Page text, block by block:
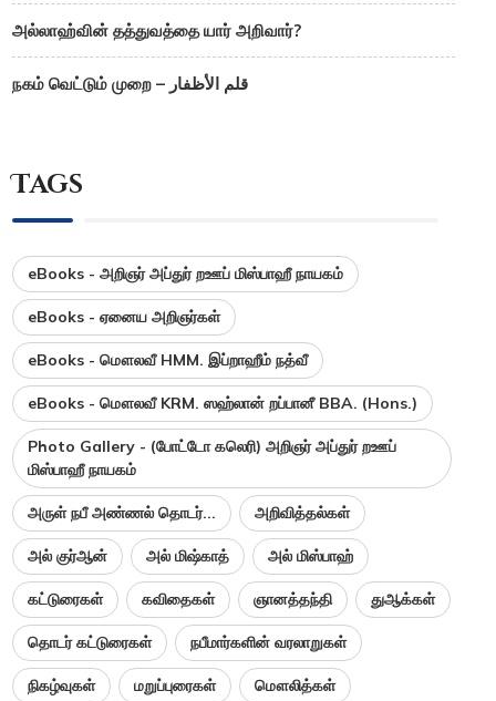
அல்லாஹ்வின் தத்துவத்தை யார் அறிவார்?
நகம் வெட்டும் முறை – قلم الأظفار
Tags
eBooks - அறிஞர் அப்துர் றஊப் மிஸ்பாஹீ நாயகம்
eBooks - ஏனைய அறிஞர்கள்
eBooks - மௌலவீ HMM. இப்றாஹீம் நத்வீ
eBooks - மௌலவீ KRM. ஸஹ்லான் றப்பானீ BBA. (Hons.)
Photo Gallery - (போட்டோ கலெரி) அறிஞர் அப்துர் றஊப்
மிஸ்பாஹீ நாயகம்
அருள் நபீ அண்ணல் தொடர்... அறிவித்தல்கள்
அல் குர்ஆன் அல் மிஷ்காத் அல் மிஸ்பாஹ்
கட்டுரைகள் கவிதைகள் ஞானத்தந்தி துஆக்கள்
தொடர் கட்டுரைகள் நபீமார்களின் வரலாறுகள்
நிகழ்வுகள் மறுப்புரைகள் மௌலித்கள்